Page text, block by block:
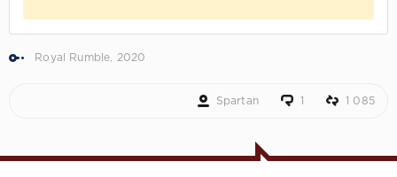
Royal Rumble, 2020
Spartan 1 1 085